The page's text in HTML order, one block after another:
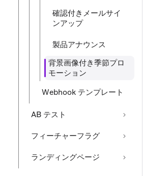
確認付きメールサイ
ンアップ
製品アナウンス
背景画像付き季節プロ
モーション
Webhook テンプレート
AB テスト
フィーチャーフラグ
ランディングページ